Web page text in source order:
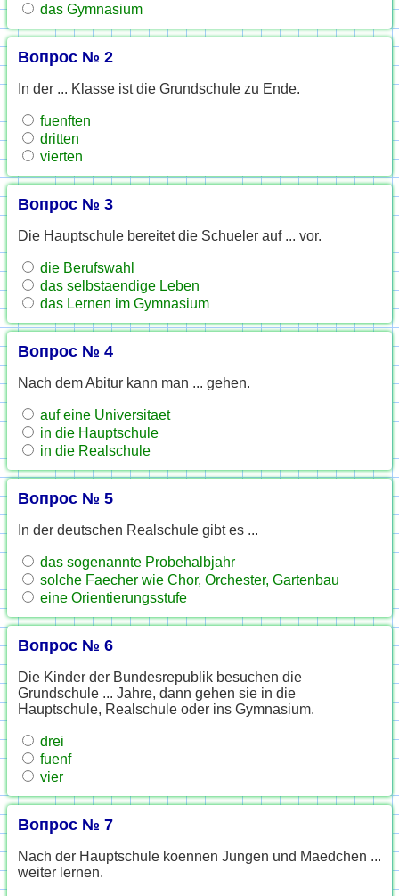
das Gymnasium
Вопрос № 2
In der ... Klasse ist die Grundschule zu Ende.
fuenften
dritten
vierten
Вопрос № 3
Die Hauptschule bereitet die Schueler auf ... vor.
die Berufswahl
das selbstaendige Leben
das Lernen im Gymnasium
Вопрос № 4
Nach dem Abitur kann man ... gehen.
auf eine Universitaet
in die Hauptschule
in die Realschule
Вопрос № 5
In der deutschen Realschule gibt es ...
das sogenannte Probehalbjahr
solche Faecher wie Chor, Orchester, Gartenbau
eine Orientierungsstufe
Вопрос № 6
Die Kinder der Bundesrepublik besuchen die
Grundschule ... Jahre, dann gehen sie in die
Hauptschule, Realschule oder ins Gymnasium.
drei
fuenf
vier
Вопрос № 7
Nach der Hauptschule koennen Jungen und Maedchen ...
weiter lernen.